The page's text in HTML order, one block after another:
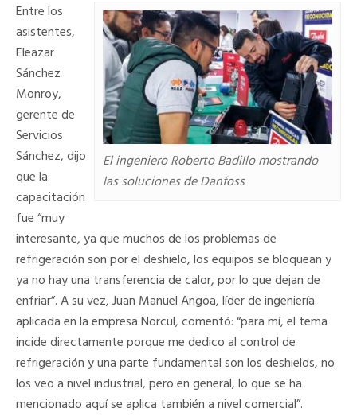
El ingeniero Roberto Badillo mostrando
las soluciones de Danfoss
Entre los
asistentes,
Eleazar
Sánchez
Monroy,
gerente de
Servicios
Sánchez, dijo
que la
capacitación
fue “muy
interesante, ya que muchos de los problemas de
refrigeración son por el deshielo, los equipos se bloquean y
ya no hay una transferencia de calor, por lo que dejan de
enfriar”. A su vez, Juan Manuel Angoa, líder de ingeniería
aplicada en la empresa Norcul, comentó: “para mí, el tema
incide directamente porque me dedico al control de
refrigeración y una parte fundamental son los deshielos, no
los veo a nivel industrial, pero en general, lo que se ha
mencionado aquí se aplica también a nivel comercial”.